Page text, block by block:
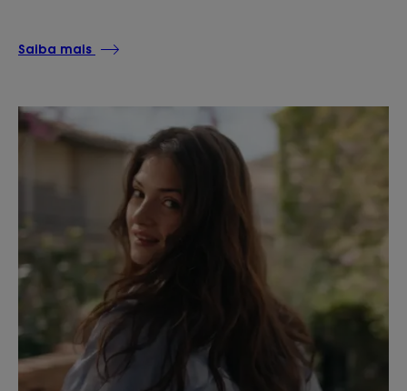
Saiba mais